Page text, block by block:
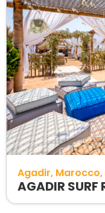
Agadir Marocco
AGADIR SURF